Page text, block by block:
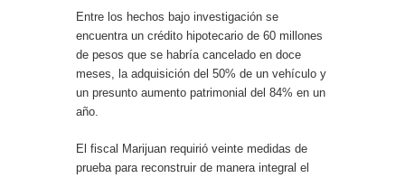
Entre los hechos bajo investigación se
encuentra un crédito hipotecario de 60 millones
de pesos que se habría cancelado en doce
meses, la adquisición del 50% de un vehículo y
un presunto aumento patrimonial del 84% en un
año.
El fiscal Marijuan requirió veinte medidas de
prueba para reconstruir de manera integral el